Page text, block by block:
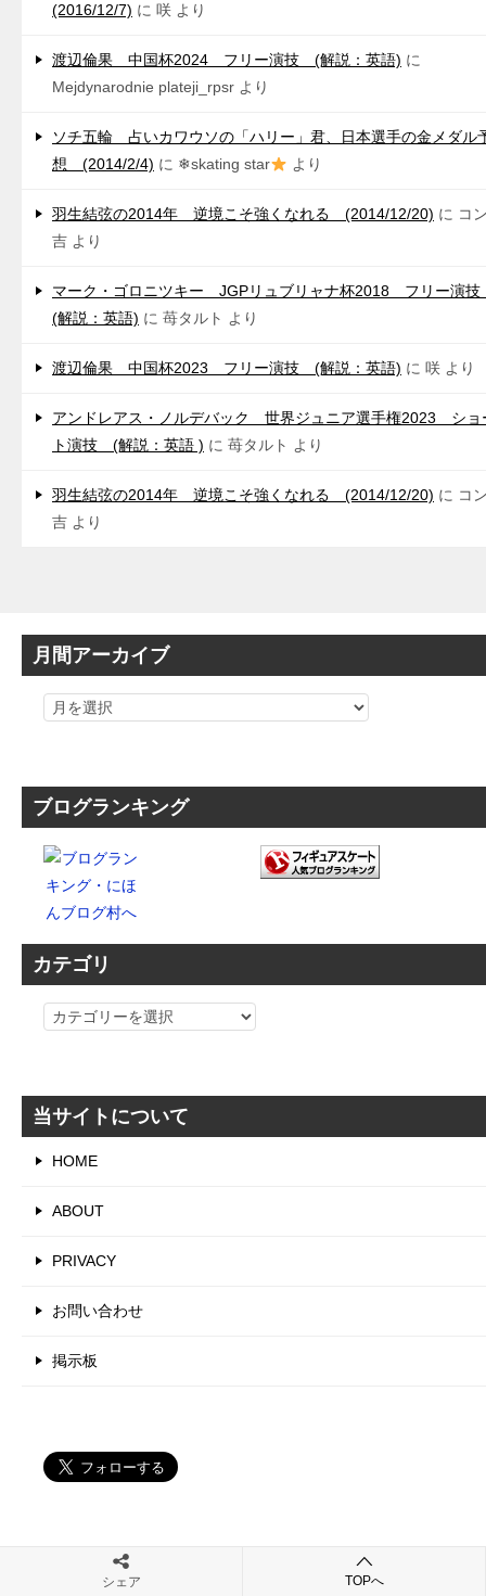
(2016/12/7) に 咲 より
渡辺倫果 中国杯2024 フリー演技 (解説：英語) に
Mejdynarodnie plateji_rpsr より
ソチ五輪 占いカワウソの「ハリー」君、日本選手の金メダル
想 (2014/2/4) に ❄skating star より
羽生結弦の2014年 逆境こそ強くなれる (2014/12/20) に コ
吉 より
マーク・ゴロニツキー JGPリュブリャナ杯2018 フリー演
(解説：英語) に 苺タルト より
渡辺倫果 中国杯2023 フリー演技 (解説：英語) に 咲 より
アンドレアス・ノルデバック 世界ジュニア選手権2023 ショ
ト演技 (解説：英語 ) に 苺タルト より
羽生結弦の2014年 逆境こそ強くなれる (2014/12/20) に コ
吉 より
月間アーカイブ
ブログランキング
カテゴリ
カ
リ
当サイトについて
HOME
ABOUT
PRIVACY
お問い合わせ
掲示板
シェア TOPへ